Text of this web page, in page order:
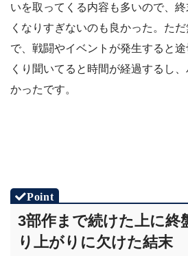
いを取ってくる内容も多いので、
くなりすぎないのも良かった。た
で、戦闘やイベントが発生すると
くり聞いてると時間が経過するし
かったです。
3部作まで続けた上に終
り上がりに欠けた結末